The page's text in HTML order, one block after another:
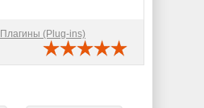
Плагины (Plug-ins)